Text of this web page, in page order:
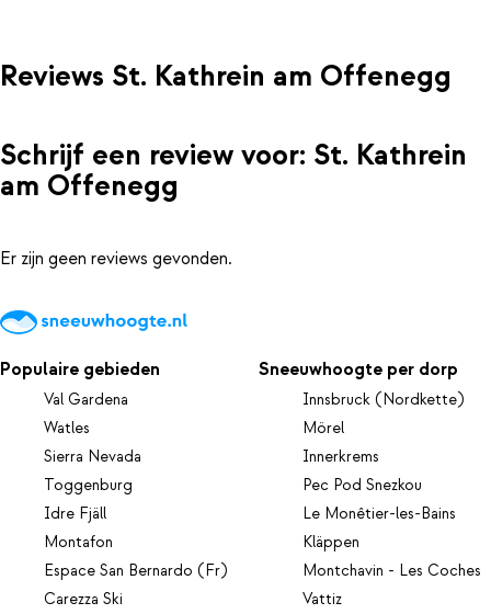
Reviews St. Kathrein am Offenegg
Schrijf een review voor: St. Kathrein
am Offenegg
Er zijn geen reviews gevonden.
Populaire gebieden
Val Gardena
Watles
Sierra Nevada
Toggenburg
Idre Fjäll
Montafon
Espace San Bernardo (Fr)
Carezza Ski
Sneeuwhoogte per dorp
Innsbruck (Nordkette)
Mörel
Innerkrems
Pec Pod Snezkou
Le Monêtier-les-Bains
Kläppen
Montchavin - Les Coches
Vattiz